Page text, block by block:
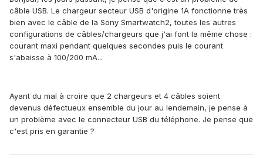
câble USB. Le chargeur secteur USB d'origine 1A fonctionne très
bien avec le câble de la Sony Smartwatch2, toutes les autres
configurations de câbles/chargeurs que j'ai font la même chose :
courant maxi pendant quelques secondes puis le courant
s'abaisse à 100/200 mA...
Ayant du mal à croire que 2 chargeurs et 4 câbles soient
devenus défectueux ensemble du jour au lendemain, je pense à
un problème avec le connecteur USB du téléphone. Je pense que
c'est pris en garantie ?